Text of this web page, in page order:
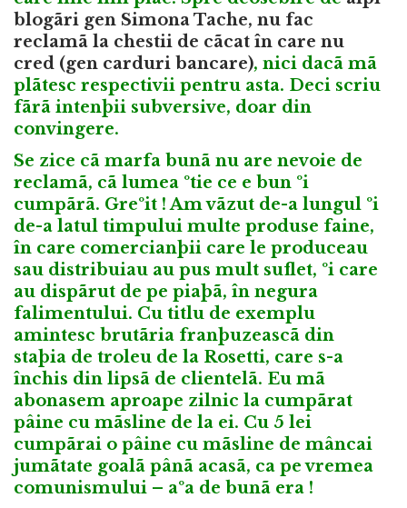
blogãri gen Simona Tache, nu fac
reclamã la chestii de cãcat în care nu
cred (gen carduri bancare), nici dacã mã
plãtesc respectivii pentru asta. Deci scriu
fãrã intenþii subversive, doar din
convingere.
Se zice cã marfa bunã nu are nevoie de
reclamã, cã lumea ºtie ce e bun ºi
cumpãrã. Greºit ! Am vãzut de-a lungul ºi
de-a latul timpului multe produse faine,
în care comercianþii care le produceau
sau distribuiau au pus mult suflet, ºi care
au dispãrut de pe piaþã, în negura
falimentului. Cu titlu de exemplu
amintesc brutãria franþuzeascã din
staþia de troleu de la Rosetti, care s-a
închis din lipsã de clientelã. Eu mã
abonasem aproape zilnic la cumpãrat
pâine cu mãsline de la ei. Cu 5 lei
cumpãrai o pâine cu mãsline de mâncai
jumãtate goalã pânã acasã, ca pe vremea
comunismului – aºa de bunã era !